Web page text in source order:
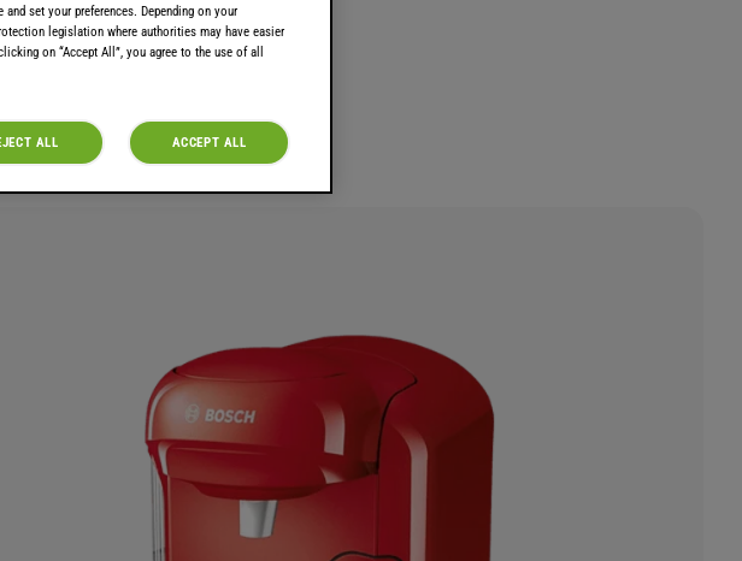
set your preferences. Depending on your
legislation where authorities may have easier
on “Accept All”, you agree to the use of all
ALL ACCEPT ALL